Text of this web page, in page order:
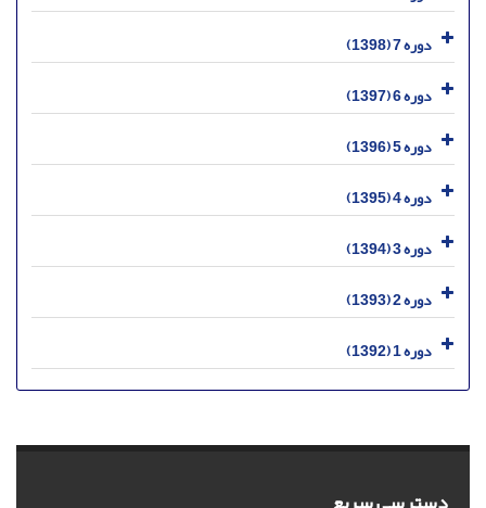
دوره 7 (1398)
دوره 6 (1397)
دوره 5 (1396)
دوره 4 (1395)
دوره 3 (1394)
دوره 2 (1393)
دوره 1 (1392)